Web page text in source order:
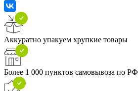
Аккуратно упакуем хрупкие товары
Более 1 000 пунктов самовывоза по РФ